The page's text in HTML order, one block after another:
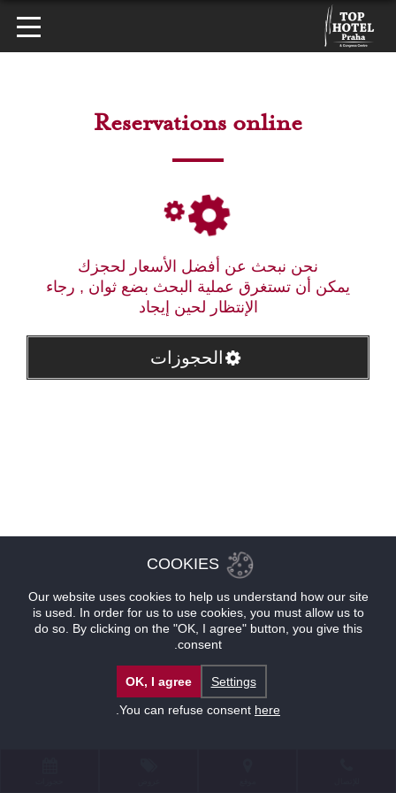
Reservations online
نحن نبحث عن أفضل الأسعار لحجزك
يمكن أن تستغرق عملية البحث بضع ثوان , رجاء
الإنتظار لحين إيجاد
الحجوزات
COOKIES
Our website uses cookies to help us understand how our site
is used. In order for us to use cookies, you must allow us to
do so. By clicking on the "OK, I agree" button, you give this
consent.
Settings
OK, I agree
You can refuse consent here
.